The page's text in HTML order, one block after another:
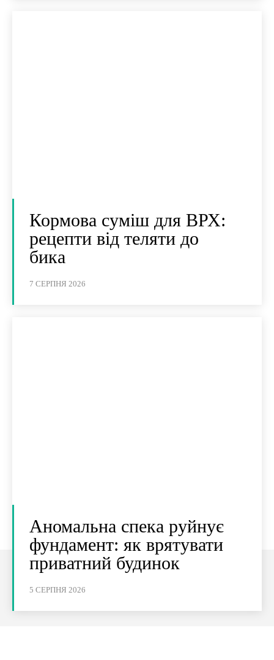
Кормова суміш для ВРХ:
рецепти від теляти до
бика
7 СЕРПНЯ 2026
Аномальна спека руйнує
фундамент: як врятувати
приватний будинок
5 СЕРПНЯ 2026